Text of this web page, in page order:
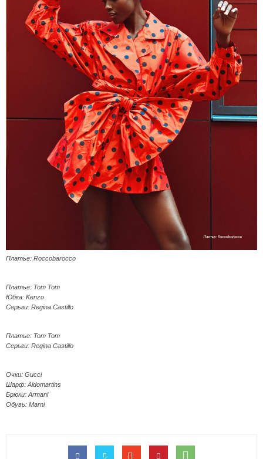
Платье: Roccobarocco
Платье: Tom Tom
Юбка: Kenzo
Серьги: Regina Castillo
Платье: Tom Tom
Серьги: Regina Castillo
Очки: Gucci
Шарф: Aldomartins
Брюки: Armani
Обувь: Marni